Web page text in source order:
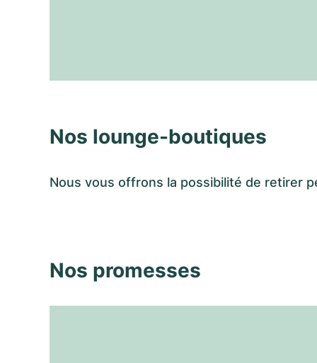
Nos lounge-boutiques
Nous vous offrons la possibilité de retirer
Nos promesses